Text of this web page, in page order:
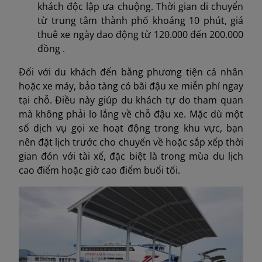
khách độc lập ưa chuộng. Thời gian di chuyển
từ trung tâm thành phố khoảng 10 phút, giá
thuê xe ngày dao động từ 120.000 đến 200.000
đồng .
Đối với du khách đến bằng phương tiện cá nhân
hoặc xe máy, bảo tàng có bãi đậu xe miễn phí ngay
tại chỗ. Điều này giúp du khách tự do tham quan
mà không phải lo lắng về chỗ đậu xe. Mặc dù một
số dịch vụ gọi xe hoạt động trong khu vực, bạn
nên đặt lịch trước cho chuyến về hoặc sắp xếp thời
gian đón với tài xế, đặc biệt là trong mùa du lịch
cao điểm hoặc giờ cao điểm buổi tối.